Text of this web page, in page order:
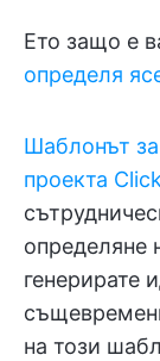
Ето защо е
определя
Шаблонът
проекта
определяне
генерирате
на този